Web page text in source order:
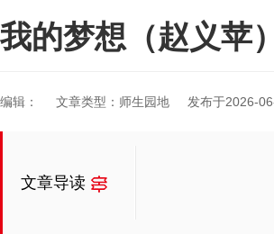
我的梦想（赵义苹）
编辑： 文章类型：师生园地 发布于2026-
文章导读